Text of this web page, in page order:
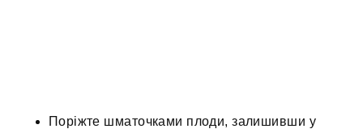
Поріжте шматочками плоди, залишивши у